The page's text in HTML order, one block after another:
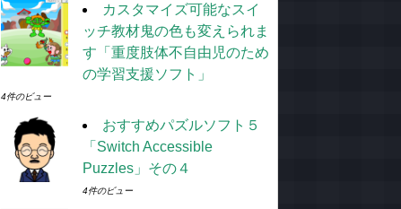
カスタマイズ可能なスイ
ッチ教材鬼の色も変えられま
す「重度肢体不自由児のため
の学習支援ソフト」
4件のビュー
おすすめパズルソフト５
「Switch Accessible
Puzzles」その４
4件のビュー